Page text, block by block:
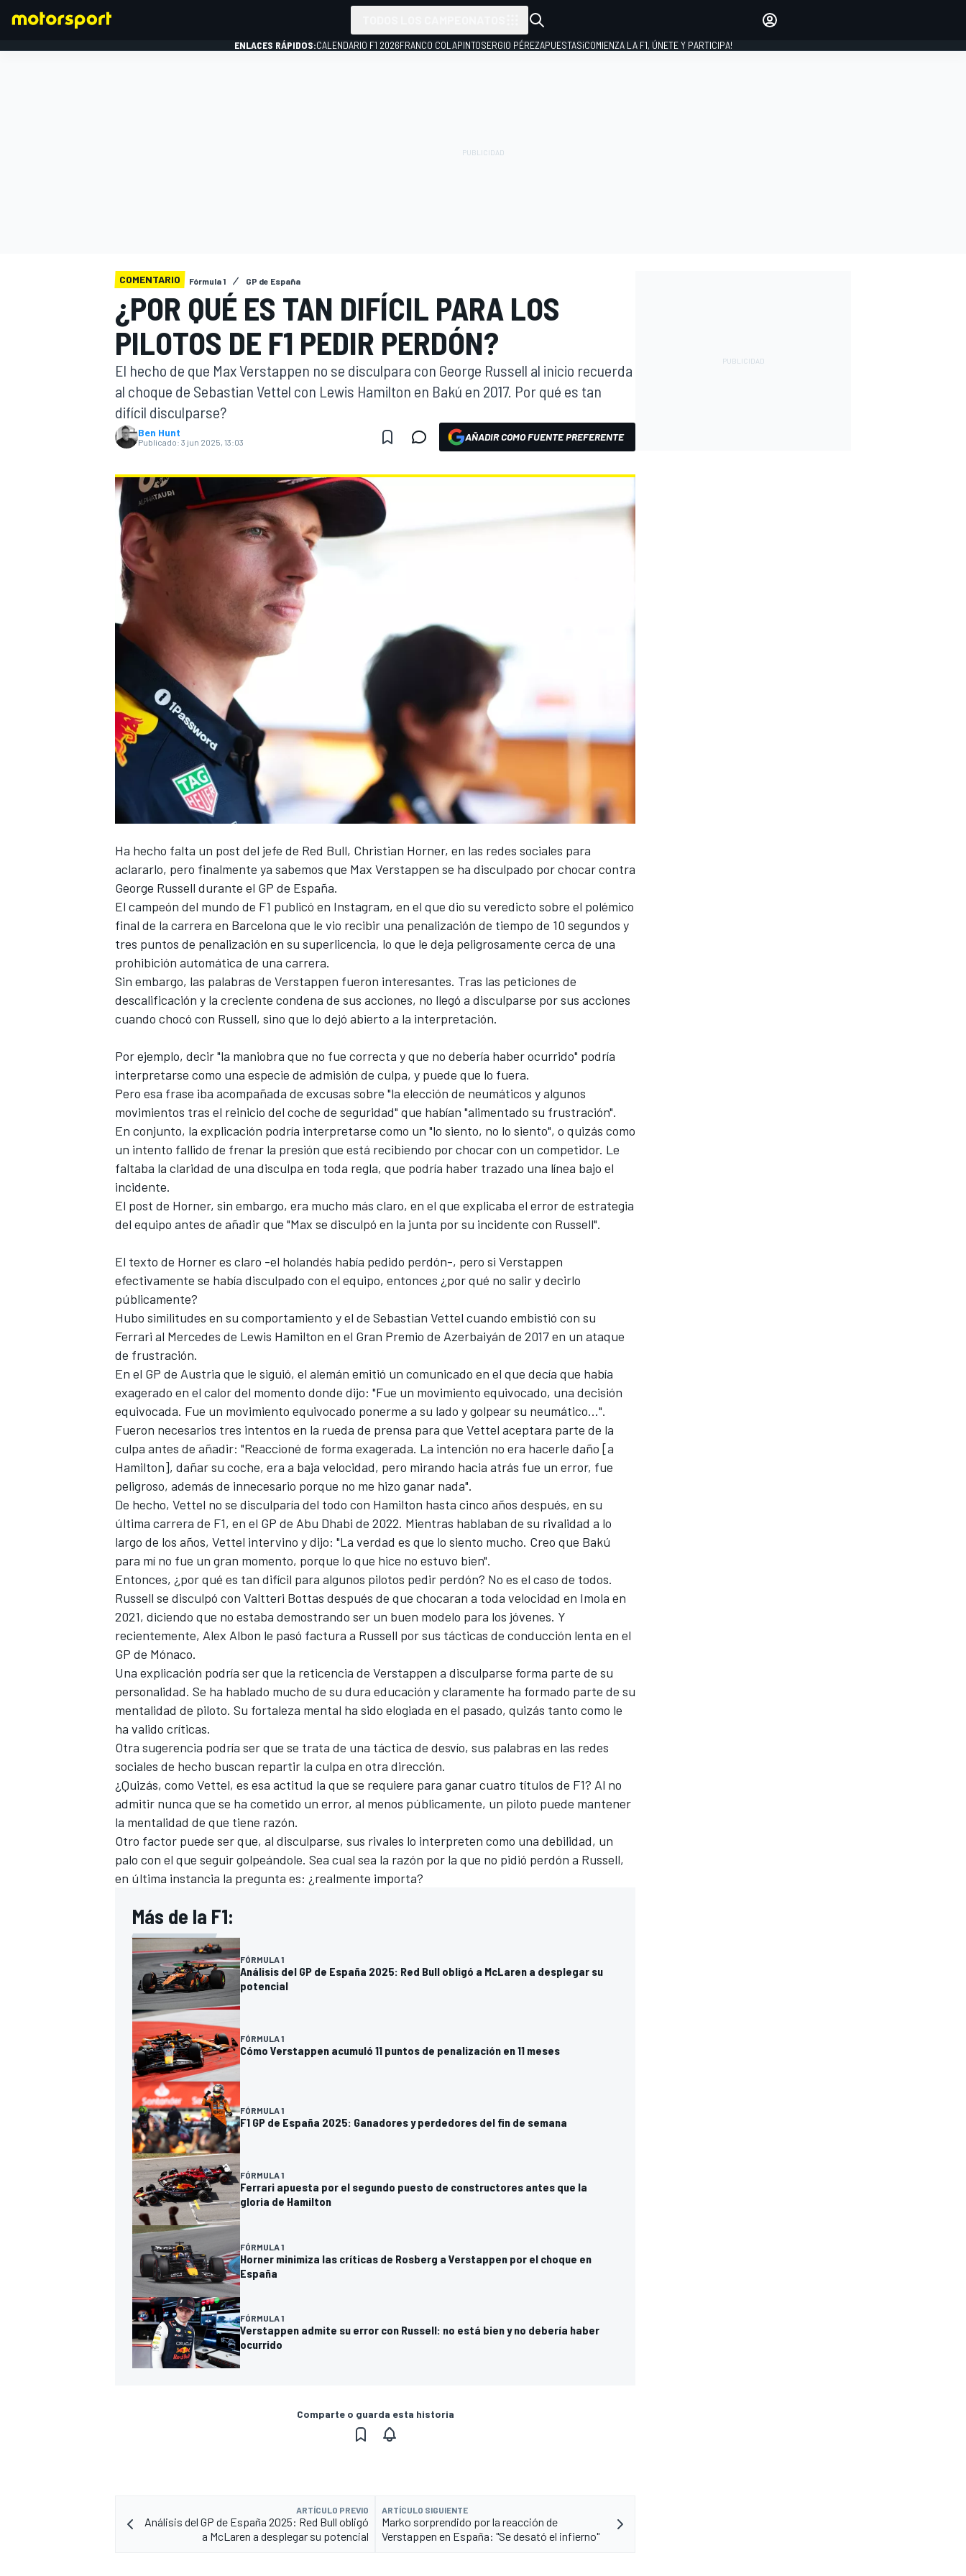
INDYCAR
MOTOGP
FÓRMULA E
WRC
INICIAR SESIÓN
ENLACES RÁPIDOS:CALENDARIO F1 2026FRANCO COLAPINTOSERGIO PÉREZAPUESTAS¡COMIENZA LA F1, ÚNETE Y PARTICIPA!
COMENTARIO Fórmula 1 GP de España
¿POR QUÉ ES TAN DIFÍCIL PARA LOS
PILOTOS DE F1 PEDIR PERDÓN?
El hecho de que Max Verstappen no se disculpara con George Russell al inicio recuerda
al choque de Sebastian Vettel con Lewis Hamilton en Bakú en 2017. Por qué es tan
difícil disculparse?
Ben Hunt
Publicado: 3 jun 2025, 13:03 AÑADIR COMO FUENTE PREFERENTE
Ha hecho falta un post del jefe de Red Bull, Christian Horner, en las redes sociales para
aclararlo, pero finalmente ya sabemos que Max Verstappen se ha disculpado por chocar contra
George Russell durante el GP de España.
El campeón del mundo de F1 publicó en Instagram, en el que dio su veredicto sobre el polémico
final de la carrera en Barcelona que le vio recibir una penalización de tiempo de 10 segundos y
tres puntos de penalización en su superlicencia, lo que le deja peligrosamente cerca de una
prohibición automática de una carrera.
Sin embargo, las palabras de Verstappen fueron interesantes. Tras las peticiones de
descalificación y la creciente condena de sus acciones, no llegó a disculparse por sus acciones
cuando chocó con Russell, sino que lo dejó abierto a la interpretación.
Por ejemplo, decir "la maniobra que no fue correcta y que no debería haber ocurrido" podría
interpretarse como una especie de admisión de culpa, y puede que lo fuera.
Pero esa frase iba acompañada de excusas sobre "la elección de neumáticos y algunos
movimientos tras el reinicio del coche de seguridad" que habían "alimentado su frustración".
En conjunto, la explicación podría interpretarse como un "lo siento, no lo siento", o quizás como
un intento fallido de frenar la presión que está recibiendo por chocar con un competidor. Le
faltaba la claridad de una disculpa en toda regla, que podría haber trazado una línea bajo el
incidente.
El post de Horner, sin embargo, era mucho más claro, en el que explicaba el error de estrategia
del equipo antes de añadir que "Max se disculpó en la junta por su incidente con Russell".
El texto de Horner es claro -el holandés había pedido perdón-, pero si Verstappen
efectivamente se había disculpado con el equipo, entonces ¿por qué no salir y decirlo
públicamente?
Hubo similitudes en su comportamiento y el de Sebastian Vettel cuando embistió con su
Ferrari al Mercedes de Lewis Hamilton en el Gran Premio de Azerbaiyán de 2017 en un ataque
de frustración.
En el GP de Austria que le siguió, el alemán emitió un comunicado en el que decía que había
exagerado en el calor del momento donde dijo: "Fue un movimiento equivocado, una decisión
equivocada. Fue un movimiento equivocado ponerme a su lado y golpear su neumático...".
Fueron necesarios tres intentos en la rueda de prensa para que Vettel aceptara parte de la
culpa antes de añadir: "Reaccioné de forma exagerada. La intención no era hacerle daño [a
Hamilton], dañar su coche, era a baja velocidad, pero mirando hacia atrás fue un error, fue
peligroso, además de innecesario porque no me hizo ganar nada".
De hecho, Vettel no se disculparía del todo con Hamilton hasta cinco años después, en su
última carrera de F1, en el GP de Abu Dhabi de 2022. Mientras hablaban de su rivalidad a lo
largo de los años, Vettel intervino y dijo: "La verdad es que lo siento mucho. Creo que Bakú
para mí no fue un gran momento, porque lo que hice no estuvo bien".
Entonces, ¿por qué es tan difícil para algunos pilotos pedir perdón? No es el caso de todos.
Russell se disculpó con Valtteri Bottas después de que chocaran a toda velocidad en Imola en
2021, diciendo que no estaba demostrando ser un buen modelo para los jóvenes. Y
recientemente, Alex Albon le pasó factura a Russell por sus tácticas de conducción lenta en el
GP de Mónaco.
Una explicación podría ser que la reticencia de Verstappen a disculparse forma parte de su
personalidad. Se ha hablado mucho de su dura educación y claramente ha formado parte de su
mentalidad de piloto. Su fortaleza mental ha sido elogiada en el pasado, quizás tanto como le
ha valido críticas.
Otra sugerencia podría ser que se trata de una táctica de desvío, sus palabras en las redes
sociales de hecho buscan repartir la culpa en otra dirección.
¿Quizás, como Vettel, es esa actitud la que se requiere para ganar cuatro títulos de F1? Al no
admitir nunca que se ha cometido un error, al menos públicamente, un piloto puede mantener
la mentalidad de que tiene razón.
Otro factor puede ser que, al disculparse, sus rivales lo interpreten como una debilidad, un
palo con el que seguir golpeándole. Sea cual sea la razón por la que no pidió perdón a Russell,
en última instancia la pregunta es: ¿realmente importa?
Más de la F1:
FÓRMULA 1
Análisis del GP de España 2025: Red Bull obligó a McLaren a desplegar su
potencial
FÓRMULA 1
Cómo Verstappen acumuló 11 puntos de penalización en 11 meses
FÓRMULA 1
F1 GP de España 2025: Ganadores y perdedores del fin de semana
FÓRMULA 1
Ferrari apuesta por el segundo puesto de constructores antes que la
gloria de Hamilton
FÓRMULA 1
Horner minimiza las críticas de Rosberg a Verstappen por el choque en
España
FÓRMULA 1
Verstappen admite su error con Russell: no está bien y no debería haber
ocurrido
Comparte o guarda esta historia
ARTÍCULO PREVIO
Análisis del GP de España 2025: Red Bull obligó
a McLaren a desplegar su potencial
ARTÍCULO SIGUIENTE
Marko sorprendido por la reacción de
Verstappen en España: "Se desató el infierno"